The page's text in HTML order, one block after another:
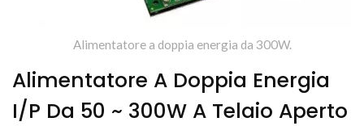
Alimentatore a doppia energia da 300W.
Alimentatore A Doppia Energia
I/P Da 50 ~ 300W A Telaio Aperto